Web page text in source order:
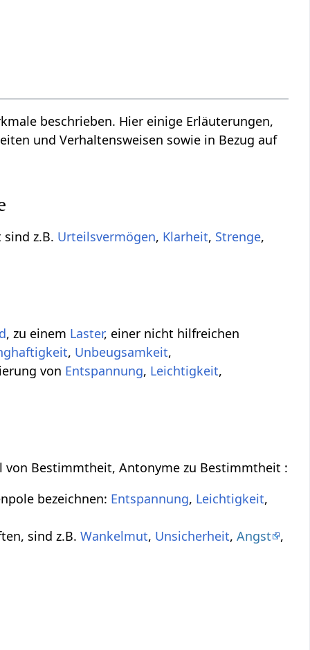
beschrieben. Hier einige Erläuterungen,
und Verhaltensweisen sowie in Bezug auf
z.B. Urteilsvermögen, Klarheit, Strenge,
, zu einem Laster, einer nicht hilfreichen
, Unbeugsamkeit,
von Entspannung, Leichtigkeit,
von Bestimmtheit, Antonyme zu Bestimmtheit :
bezeichnen: Entspannung, Leichtigkeit,
sind z.B.Wankelmut, Unsicherheit,Angst ,